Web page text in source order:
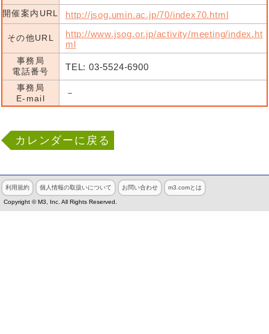
開催案内URL
http://jsog.umin.ac.jp/70/index70.html
その他URL
http://www.jsog.or.jp/activity/meeting/index.ht
ml
事務局
電話番号
TEL: 03-5524-6900
事務局
E-mail
－
カレンダーに戻る
利用規約 個人情報の取扱いについて お問い合わせ m3.comとは
Copyright © M3, Inc. All Rights Reserved.